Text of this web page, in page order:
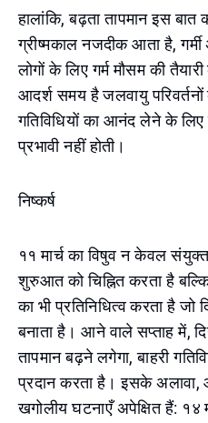
हालांकि, बढ़ता तापमान इस
ग्रीष्मकाल नजदीक आता है,
लोगों के लिए गर्म मौसम की
आदर्श समय है जलवायु
गतिविधियों का आनंद लेने के लिए
प्रभावी नहीं होती।
निष्कर्ष
११ मार्च का विषुव न केवल
शुरुआत को चिह्नित करता है
का भी प्रतिनिधित्व करता है
बनाता है। आने वाले सप्ताह में,
तापमान बढ़ने लगेगा, बाहरी
प्रदान करता है। इसके
खगोलीय घटनाएँ अपेक्षित हैं: